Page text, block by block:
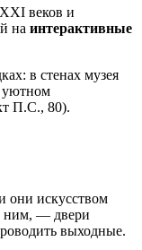
веков и
на интерактивные
в стенах музея
уютном
П.С., 80).
они искусством
ним, — двери
выходные.